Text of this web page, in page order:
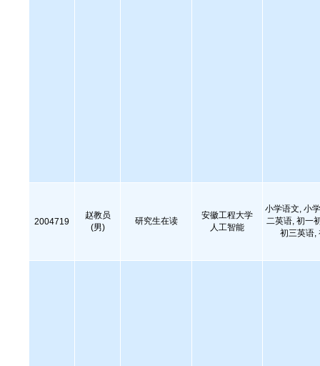
2004719
赵教员
(男)
研究生在读
安徽工程大学
人工智能
小学语文, 小
二英语, 初一
初三英语,